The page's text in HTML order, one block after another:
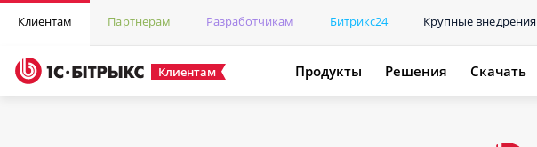
Клиентам Партнерам Разработчикам Битрикс24 Крупные внедрения
Клиентам Продукты Решения Скачать